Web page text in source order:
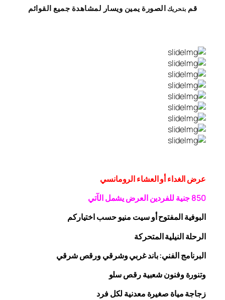
قم بتحريك الصورة يمين ويسار لمشاهدة جميع القوائم
عرض الغداء أو العشاء الرومانسي
850 جنية للفردينالعرض يشمل الآتي
البوفيةالمفتوحأو سيت منيو حسب اختياركم
الرحلةالنيلية المتحركة
البرنامج الفني: باند غربي وشرقيورقصشرقي
وتنورة وفنون شعبيةرقصسلو
زجاجةمياة صغيرة معدنية لكل فرد